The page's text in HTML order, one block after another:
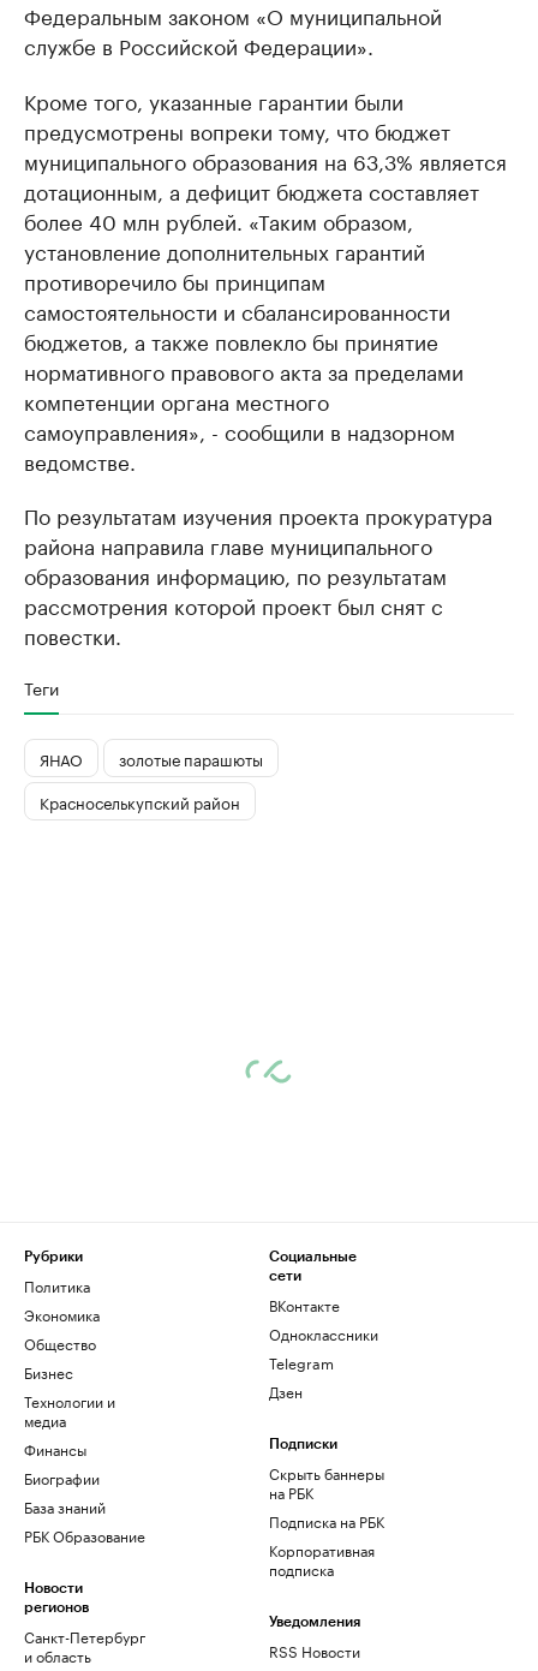
Федеральным законом «О муниципальной
службе в Российской Федерации».
Кроме того, указанные гарантии были
предусмотрены вопреки тому, что бюджет
муниципального образования на 63,3% является
дотационным, а дефицит бюджета составляет
более 40 млн рублей. «Таким образом,
установление дополнительных гарантий
противоречило бы принципам
самостоятельности и сбалансированности
бюджетов, а также повлекло бы принятие
нормативного правового акта за пределами
компетенции органа местного
самоуправления», - сообщили в надзорном
ведомстве.
По результатам изучения проекта прокуратура
района направила главе муниципального
образования информацию, по результатам
рассмотрения которой проект был снят с
повестки.
Теги
ЯНАО
золотые парашюты
Красноселькупский район
Рубрики
Политика
Экономика
Общество
Бизнес
Технологии и
медиа
Финансы
Биографии
База знаний
РБК Образование
Новости
регионов
Санкт-Петербург
и область
Социальные
сети
ВКонтакте
Одноклассники
Telegram
Дзен
Подписки
Скрыть баннеры
на РБК
Подписка на РБК
Корпоративная
подписка
Уведомления
RSS Новости